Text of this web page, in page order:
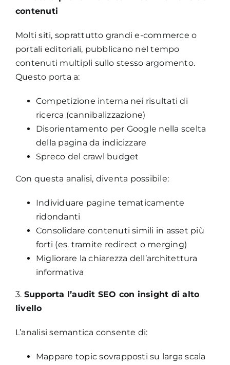
contenuti
Molti siti, soprattutto grandi e-commerce o
portali editoriali, pubblicano nel tempo
contenuti multipli sullo stesso argomento.
Questo porta a:
Competizione interna nei risultati di
ricerca (cannibalizzazione)
Disorientamento per Google nella scelta
della pagina da indicizzare
Spreco del crawl budget
Con questa analisi, diventa possibile:
Individuare pagine tematicamente
ridondanti
Consolidare contenuti simili in asset più
forti (es. tramite redirect o merging)
Migliorare la chiarezza dell’architettura
informativa
3. Supporta l’audit SEO con insight di alto
livello
L’analisi semantica consente di:
Mappare topic sovrapposti su larga scala